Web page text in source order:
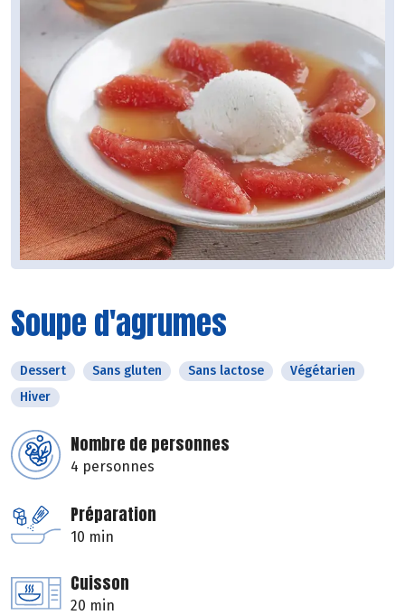
Soupe d'agrumes
Dessert Sans gluten Sans lactose
Végétarien
Hiver
Nombre de personnes
4 personnes
Préparation
10 min
Cuisson
20 min